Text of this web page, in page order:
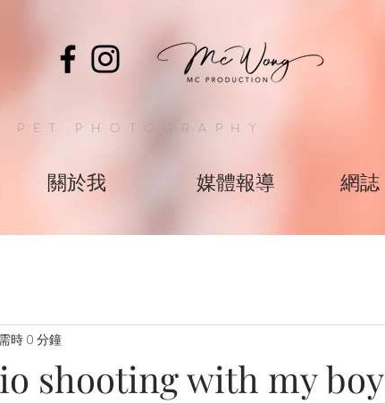
PET PHOTOGRAPHY
關於我 媒體報導 網誌
shooting with my boy
時 0 分鐘